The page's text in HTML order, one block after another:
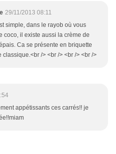
29/11/2013 08:11
simple, dans le rayob où vous
coco, il existe aussi la crème de
Ca se présente en briquette
classique.<br /> <br /> <br /> <br />
appétissants ces carrés!! je